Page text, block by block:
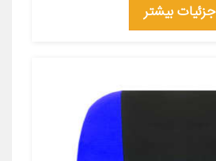
جزئیات بیشتر